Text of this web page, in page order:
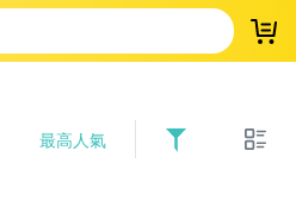
登
最高人氣